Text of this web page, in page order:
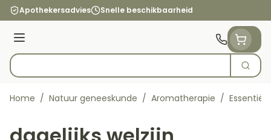
Ga naar de inhoud
Apothekersadvies Snelle beschikbaarheid
Menu
Product, merk, categorie...
Zoek
Home / Natuur geneeskunde / Aromatherapie /